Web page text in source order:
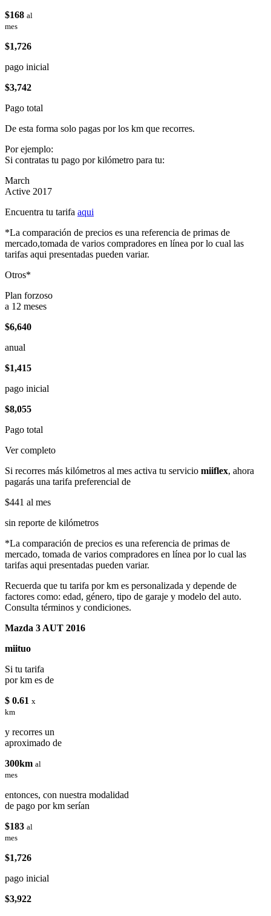
$168 al
mes
$1,726
pago inicial
$3,742
Pago total
De esta forma solo pagas por los km que recorres.
Por ejemplo:
Si contratas tu pago por kilómetro para tu:
March
Active 2017
Encuentra tu tarifa aqui
*La comparación de precios es una referencia de primas de
mercado,tomada de varios compradores en línea por lo cual las
tarifas aqui presentadas pueden variar.
Otros*
Plan forzoso
a 12 meses
$6,640
anual
$1,415
pago inicial
$8,055
Pago total
Ver completo
Si recorres más kilómetros al mes activa tu servicio miiflex, ahora
pagarás una tarifa preferencial de
$441 al mes
sin reporte de kilómetros
*La comparación de precios es una referencia de primas de
mercado, tomada de varios compradores en línea por lo cual las
tarifas aqui presentadas pueden variar.
Recuerda que tu tarifa por km es personalizada y depende de
factores como: edad, género, tipo de garaje y modelo del auto.
Consulta términos y condiciones.
Mazda 3 AUT 2016
miituo
Si tu tarifa
por km es de
$ 0.61 x
km
y recorres un
aproximado de
300km al
mes
entonces, con nuestra modalidad
de pago por km serían
$183 al
mes
$1,726
pago inicial
$3,922